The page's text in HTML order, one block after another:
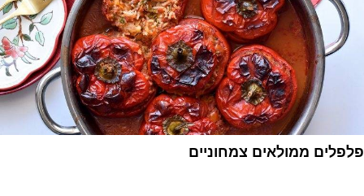
פלפלים ממולאים צמחוניים